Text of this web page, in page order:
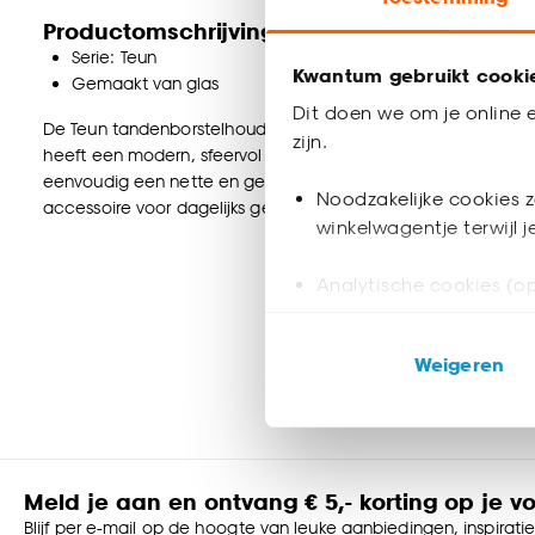
Kwantum gebruikt
Dit doen we om je online
zijn.
Noodzakelijke cookies
winkelwagentje terwijl
Analytische cookies
ook buiten de
Klik op ‘Ja, alles
Weigeren
Productomschrijving
Serie: Teun
Gemaakt van glas
De Teun tandenborstelhouder in grijs glas is een stijlvolle
heeft een modern, sfeervol design dat moeiteloos past in
eenvoudig een nette en georganiseerde uitstraling bij de
accessoire voor dagelijks gebruik in de badkamer.
Meld je aan en ontvang € 5,- korting op je
Blijf per e-mail op de hoogte van leuke aanbiedingen,